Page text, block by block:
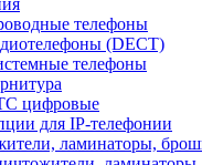
телефоны
(DECT)
телефоны
цифровые
для IP-телефонии
ламинаторы,